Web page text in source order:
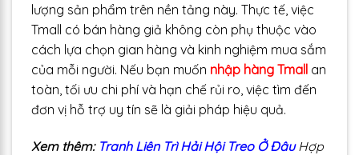
lượng sản phẩm trên nền tảng này. Thực tế, việc
Tmall có bán hàng giả không còn phụ thuộc vào
cách lựa chọn gian hàng và kinh nghiệm mua sắm
của mỗi người. Nếu bạn muốn nhập hàng Tmall an
toàn, tối ưu chi phí và hạn chế rủi ro, việc tìm đến
đơn vị hỗ trợ uy tín sẽ là giải pháp hiệu quả.
Xem thêm: Tranh Liên Trì Hải Hội Treo Ở ĐâuHợp